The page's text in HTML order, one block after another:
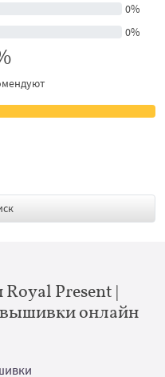
0%
0%
Present |
онлайн